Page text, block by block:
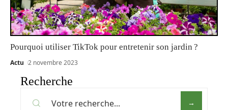
Pourquoi utiliser TikTok pour entretenir son jardin ?
Actu 2 novembre 2023
Recherche